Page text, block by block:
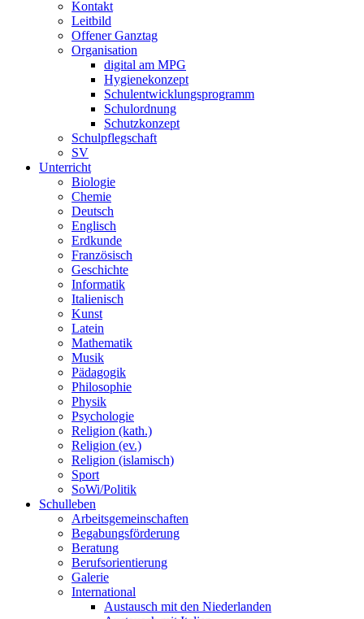
Kontakt
Leitbild
Offener Ganztag
Organisation
digital am MPG
Hygienekonzept
Schulentwicklungsprogramm
Schulordnung
Schutzkonzept
Schulpflegschaft
SV
Unterricht
Biologie
Chemie
Deutsch
Englisch
Erdkunde
Französisch
Geschichte
Informatik
Italienisch
Kunst
Latein
Mathematik
Musik
Pädagogik
Philosophie
Physik
Psychologie
Religion (kath.)
Religion (ev.)
Religion (islamisch)
Sport
SoWi/Politik
Schulleben
Arbeitsgemeinschaften
Begabungsförderung
Beratung
Berufsorientierung
Galerie
International
Austausch mit den Niederlanden